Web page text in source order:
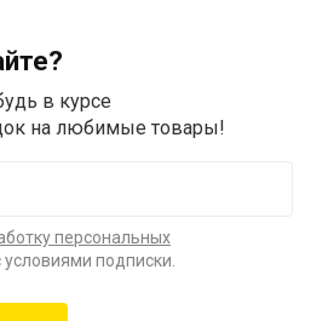
в курсе
на любимые товары!
персональных
условиями подписки.